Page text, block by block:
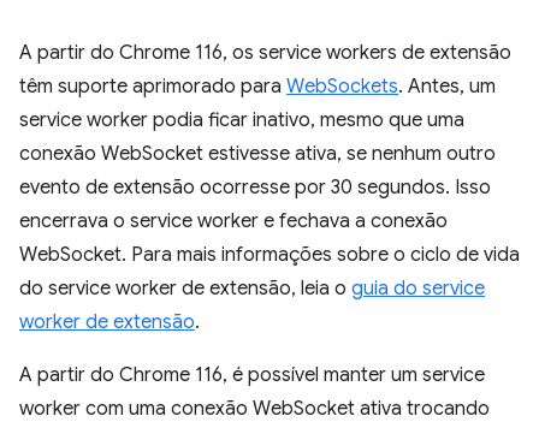
A partir do Chrome 116, os service workers de extensão
têm suporte aprimorado para WebSockets. Antes, um
service worker podia ficar inativo, mesmo que uma
conexão WebSocket estivesse ativa, se nenhum outro
evento de extensão ocorresse por 30 segundos. Isso
encerrava o service worker e fechava a conexão
WebSocket. Para mais informações sobre o ciclo de vida
do service worker de extensão, leia o guia do service
worker de extensão.
A partir do Chrome 116, é possível manter um service
worker com uma conexão WebSocket ativa trocando